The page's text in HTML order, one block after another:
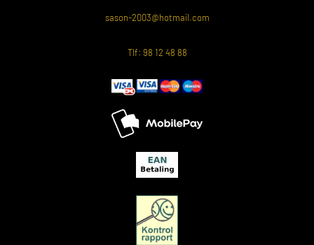
sason-2003@hotmail.com
Tlf: 98 12 48 88